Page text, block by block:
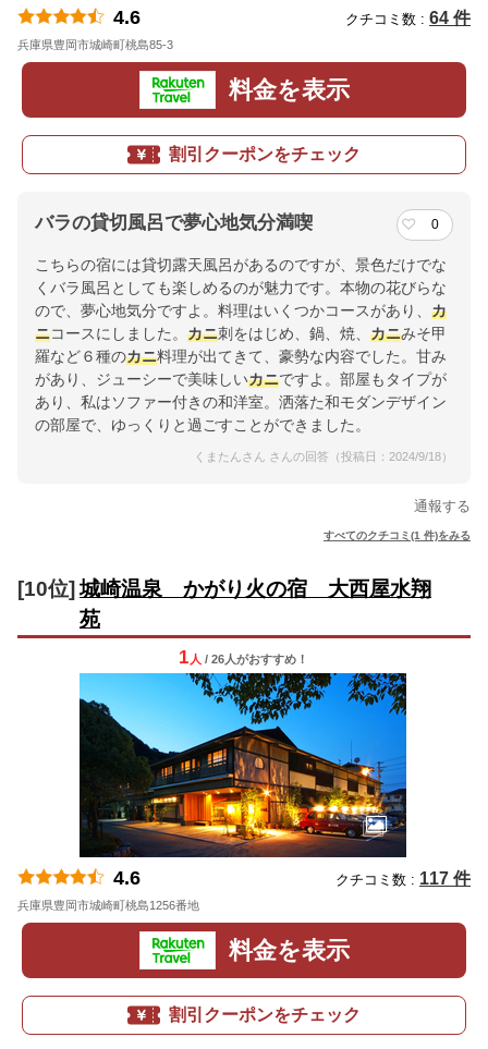
4.6 クチコミ数 : 64 件
兵庫県豊岡市城崎町桃島85-3
料金を表示
割引クーポンをチェック
バラの貸切風呂で夢心地気分満喫 0
こちらの宿には貸切露天風呂があるのですが、景色だけでな
くバラ風呂としても楽しめるのが魅力です。本物の花びらな
ので、夢心地気分ですよ。料理はいくつかコースがあり、 カ
ニコースにしました。 カニ刺をはじめ、鍋、焼、 カニみそ甲
羅など６種のカニ料理が出てきて、豪勢な内容でした。甘み
があり、ジューシーで美味しいカニですよ。部屋もタイプが
あり、私はソファー付きの和洋室。洒落た和モダンデザイン
の部屋で、ゆっくりと過ごすことができました。
くまたんさん さんの回答（投稿日：2024/9/18）
通報する
すべてのクチコミ(1 件)をみる
[10位] 城崎温泉 かがり火の宿 大西屋水翔
苑
1 人 / 26人がおすすめ！
4.6 クチコミ数 : 117 件
兵庫県豊岡市城崎町桃島1256番地
料金を表示
割引クーポンをチェック